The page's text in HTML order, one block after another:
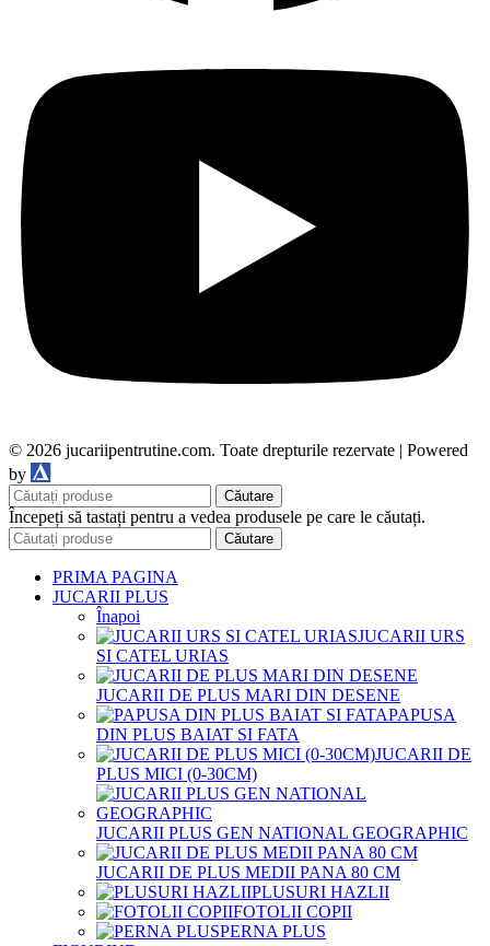
© 2026 jucariipentrutine.com. Toate drepturile rezervate | Powered
by
Căutare
Începeți să tastați pentru a vedea produsele pe care le căutați.
Căutare
PRIMA PAGINA
JUCARII PLUS
Înapoi
JUCARII URS
SI CATEL URIAS
JUCARII DE PLUS MARI DIN DESENE
PAPUSA
DIN PLUS BAIAT SI FATA
JUCARII DE
PLUS MICI (0-30CM)
JUCARII PLUS GEN NATIONAL GEOGRAPHIC
JUCARII DE PLUS MEDII PANA 80 CM
PLUSURI HAZLII
FOTOLII COPII
PERNA PLUS